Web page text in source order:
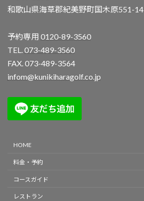
和歌山県海草郡紀美野町国木原551-14
予約専用 0120-89-3560
TEL.073-489-3560
FAX. 073-489-3564
infom@kunikiharagolf.co.jp
HOME
料金・予約
コースガイド
レストラン